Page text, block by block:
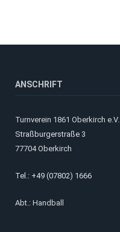
ANSCHRIFT
Turnverein 1861 Oberkirch e.V.
Straßburgerstraße 3
77704 Oberkirch
Tel.: +49 (07802) 1666
Abt.: Handball